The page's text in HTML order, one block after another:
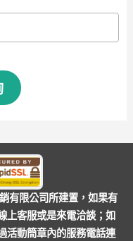
有限公司所建置，如果有
上客服或是來電洽談；如
活動簡章內的服務電話連